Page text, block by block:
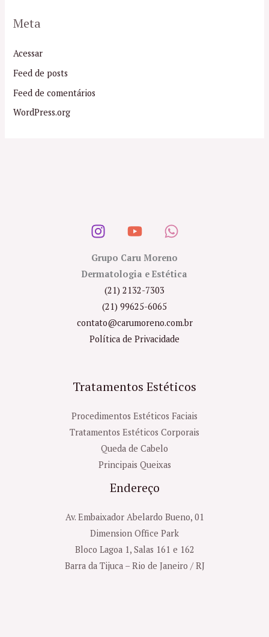
Meta
Acessar
Feed de posts
Feed de comentários
WordPress.org
Grupo Caru Moreno
Dermatologia e Estética
(21) 2132-7303
(21) 99625-6065
contato@carumoreno.com.br
Política de Privacidade
Tratamentos Estéticos
Procedimentos Estéticos Faciais
Tratamentos Estéticos Corporais
Queda de Cabelo
Principais Queixas
Endereço
Av. Embaixador Abelardo Bueno, 01
Dimension Office Park
Bloco Lagoa 1, Salas 161 e 162
Barra da Tijuca – Rio de Janeiro / RJ